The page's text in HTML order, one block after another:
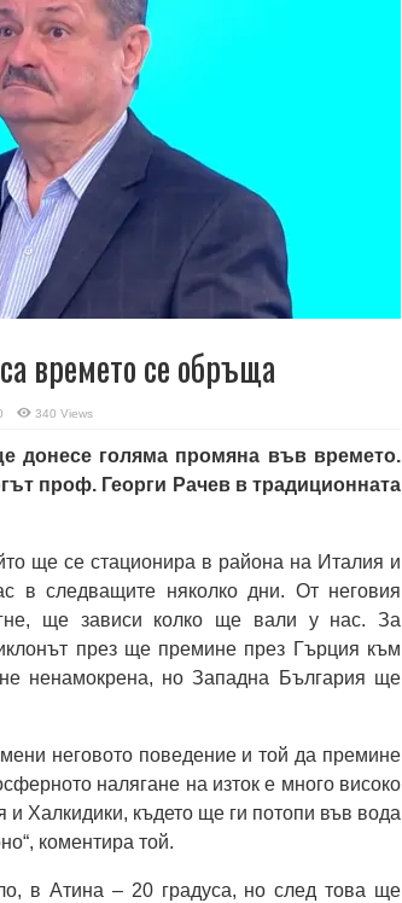
времето се обръща
340 Views
донесе голяма промяна във времето.
проф. Георги Рачев в традиционната
ще се стационира в района на Италия и
в следващите няколко дни. От неговия
ще зависи колко ще вали у нас. За
през ще премине през Гърция към
ненамокрена, но Западна България ще
неговото поведение и той да премине
налягане на изток е много високо
Халкидики, където ще ги потопи във вода
коментира той.
в Атина – 20 градуса, но след това ще